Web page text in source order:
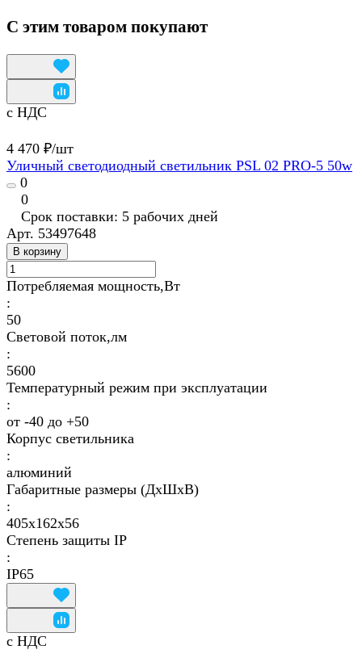
С этим товаром покупают
с НДС
4 470 ₽/шт
Уличный светодиодный светильник PSL 02 PRO-5 50w
0
0
Срок поставки: 5 рабочих дней
Арт. 53497648
В корзину
Потребляемая мощность,Вт
:
50
Световой поток,лм
:
5600
Температурный режим при эксплуатации
:
от -40 до +50
Корпус светильника
:
алюминий
Габаритные размеры (ДхШхВ)
:
405x162x56
Степень защиты IP
:
IP65
с НДС